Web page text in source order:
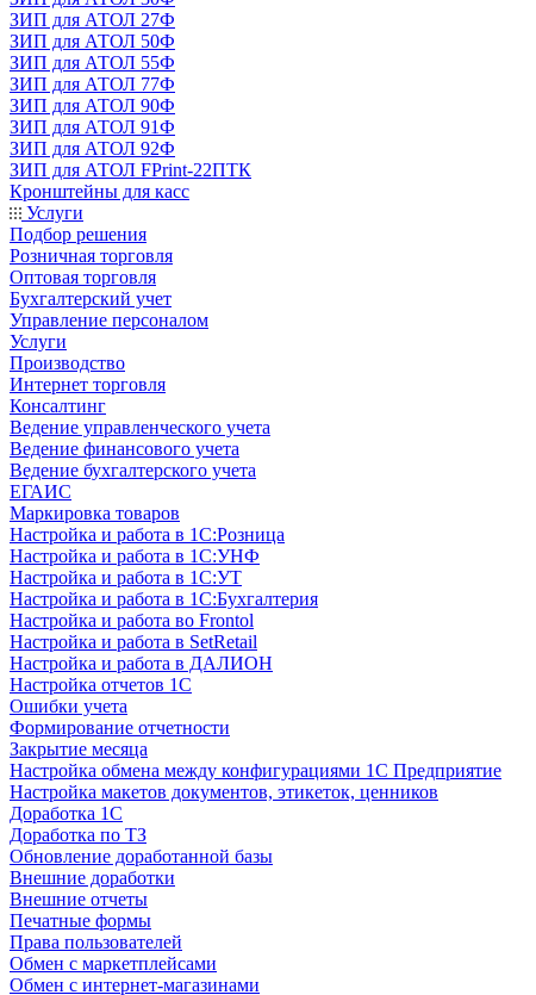
ЗИП для АТОЛ 27Ф
ЗИП для АТОЛ 50Ф
ЗИП для АТОЛ 55Ф
ЗИП для АТОЛ 77Ф
ЗИП для АТОЛ 90Ф
ЗИП для АТОЛ 91Ф
ЗИП для АТОЛ 92Ф
ЗИП для АТОЛ FPrint-22ПТК
Кронштейны для касс
Услуги
Подбор решения
Розничная торговля
Оптовая торговля
Бухгалтерский учет
Управление персоналом
Услуги
Производство
Интернет торговля
Консалтинг
Ведение управленческого учета
Ведение финансового учета
Ведение бухгалтерского учета
ЕГАИС
Маркировка товаров
Настройка и работа в 1С:Розница
Настройка и работа в 1С:УНФ
Настройка и работа в 1С:УТ
Настройка и работа в 1С:Бухгалтерия
Настройка и работа во Frontol
Настройка и работа в SetRetail
Настройка и работа в ДАЛИОН
Настройка отчетов 1С
Ошибки учета
Формирование отчетности
Закрытие месяца
Настройка обмена между конфигурациями 1С Предприятие
Настройка макетов документов, этикеток, ценников
Доработка 1С
Доработка по ТЗ
Обновление доработанной базы
Внешние доработки
Внешние отчеты
Печатные формы
Права пользователей
Обмен с маркетплейсами
Обмен с интернет-магазинами